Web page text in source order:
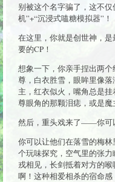
别被这个名字骗了，这不仅
机”+“沉浸式嗑糖模拟器”！
在这里，你就是创世神，
要的CP！
想象一下，你亲手捏出两
尊，白衣胜雪，眼眸里像
主，红衣似火，嘴角总是
尊眼角的那颗泪痣，或是魔
然后，重头戏来了——你可
你可以让他们在落雪的梅
个玩味探究，空气里的张
戎相见，长剑抵着对方的
啊！这种相爱相杀的宿命感